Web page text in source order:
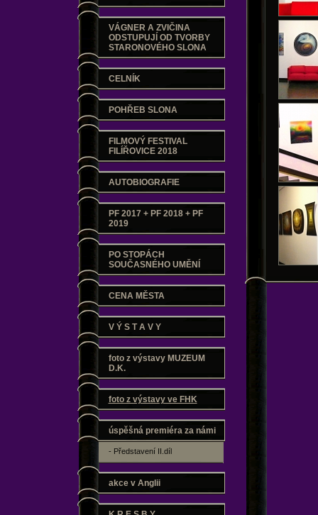
VÁGNER A ZVIČINA
ODSTUPUJÍ OD TVORBY
STARONOVÉHO SLONA
CELNÍK
POHŘEB SLONA
FILMOVÝ FESTIVAL
FILÍŘOVICE 2018
AUTOBIOGRAFIE
PF 2017 + PF 2018 + PF
2019
PO STOPÁCH
SOUČASNÉHO UMĚNÍ
CENA MĚSTA
V Ý S T A V Y
foto z výstavy MUZEUM
D.K.
foto z výstavy ve FHK
úspěšná premiéra za námi
- Představení II.díl
akce v Anglii